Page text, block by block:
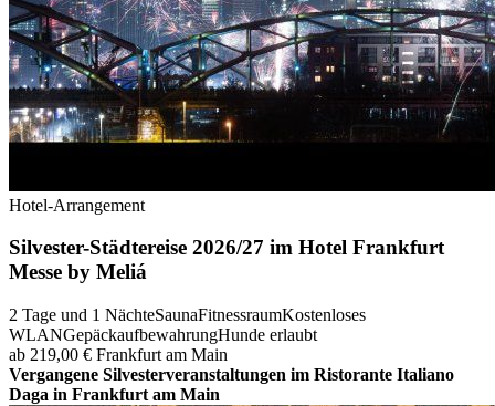
Hotel-Arrangement
Silvester-Städtereise 2026/27 im Hotel Frankfurt
Messe by Meliá
2 Tage und 1 NächteSaunaFitnessraumKostenloses
WLANGepäckaufbewahrungHunde erlaubt
ab 219,00 € Frankfurt am Main
Vergangene Silvesterveranstaltungen im Ristorante Italiano
Daga in Frankfurt am Main